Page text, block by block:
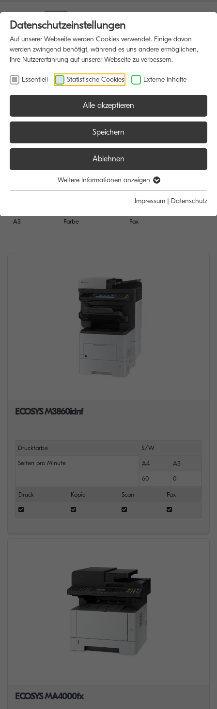
A3 Farbe
Funktion:
Scan
Fax
ECOSYS M3860idnf
Druckfarbe S/W
Seiten pro Minute A4 A3
60 0
Druck Kopie Scan Fax
ECOSYS MA4000fx
Datenschutzeinstellungen
Auf unserer Webseite werden Cookies verwendet. Einige davon
werden zwingend benötigt, während es uns andere ermöglichen,
Ihre Nutzererfahrung auf unserer Webseite zu verbessern.
Essentiell Statistische Cookies Externe Inhalte
Alle akzeptieren
Speichern
Ablehnen
Weitere Informationen anzeigen
Impressum | Datenschutz